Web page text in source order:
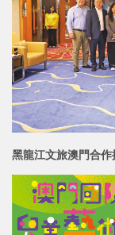
黑龍江文旅澳門合作